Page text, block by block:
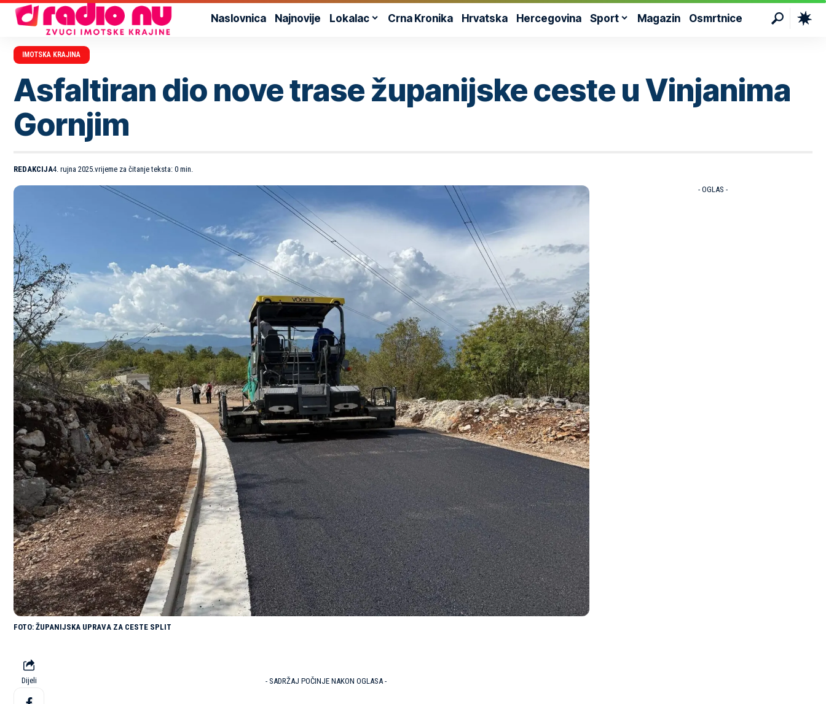
Naslovnica Najnovije Lokalac Crna Kronika Hrvatska Hercegovina Sport Magazin Osmrtnice
IMOTSKA KRAJINA
Asfaltiran dio nove trase županijske ceste u Vinjanima
Gornjim
REDAKCIJA4. rujna 2025. vrijeme za čitanje teksta: 0 min.
ŽUPANIJSKA UPRAVA ZA CESTE SPLIT
Dijeli - SADRŽAJ POČINJE NAKON OGLASA -
- OGLAS -